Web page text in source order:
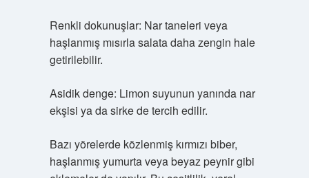
Renkli dokunuşlar: Nar taneleri veya
haşlanmış mısırla salata daha zengin hale
getirilebilir.
Asidik denge: Limon suyunun yanında nar
ekşisi ya da sirke de tercih edilir.
Bazı yörelerde közlenmiş kırmızı biber,
haşlanmış yumurta veya beyaz peynir gibi